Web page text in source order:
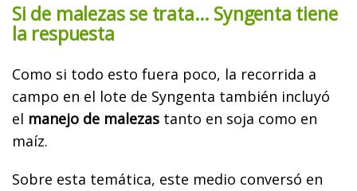
Si de malezas se trata… Syngenta tiene
la respuesta
Como si todo esto fuera poco, la recorrida a
campo en el lote de Syngenta también incluyó
el manejo de malezas tanto en soja como en
maíz.
Sobre esta temática, este medio conversó en